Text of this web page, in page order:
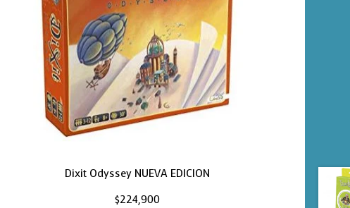
Dixit Odyssey NUEVA EDICION
$224,900